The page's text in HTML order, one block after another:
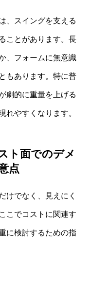
、スイングを支える
ことがあります。長
、フォームに無意識
もあります。特に普
劇的に重量を上げる
れやすくなります。
ト面でのデメ
点
けでなく、見えにく
こでコストに関連す
に検討するための指